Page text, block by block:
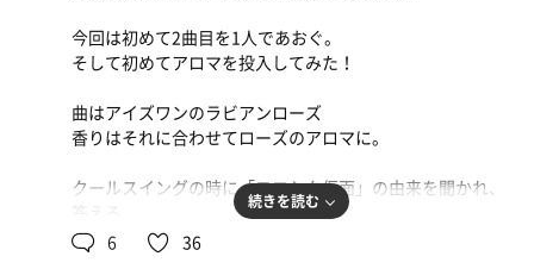
今回は初めて2曲目を1人であおぐ。
そして初めてアロマを投入してみた！
曲はアイズワンのラビアンローズ
香りはそれに合わせてローズのアロマに。
クールスイングの時に「ヨロシク仮面」の由来を聞かれ、
お客さん知ってた。セクシーコマンドー外伝すごいよマサ
続きを読む
6 36